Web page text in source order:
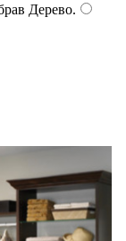
Дерево.